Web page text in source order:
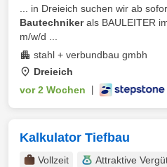
... in Dreieich suchen wir ab
Bautechnikerals BAULEITER
m/w/d ...
stahl + verbundbau gmbh
Dreieich
vor 2 Wochen
Kalkulator Tiefbau
Vollzeit Attraktive